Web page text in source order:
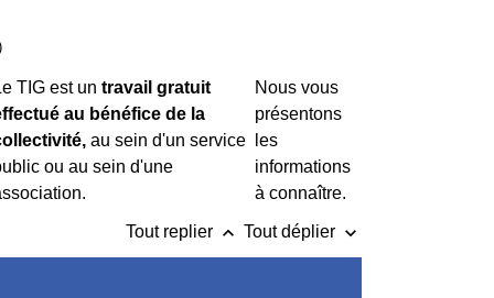
TIG est un travail gratuit
au bénéfice de la
au sein d'un service
ou au sein d'une
Nous vous
présentons
les
informations
à connaître.
Tout replier keyboard_arrow_up Tout déplier keyboard_arrow_down